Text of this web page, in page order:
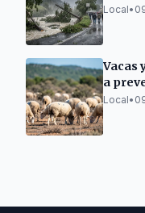
Local•
Vacas
a
Local•